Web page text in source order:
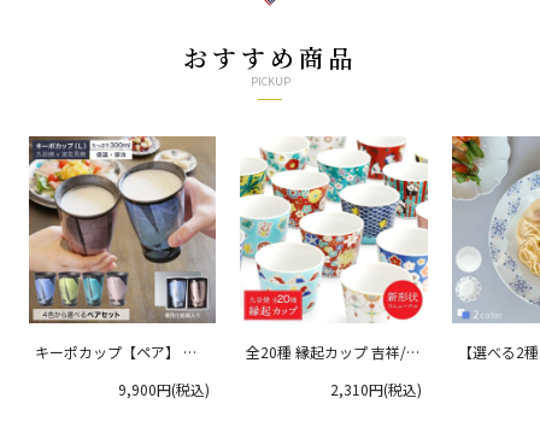
おすすめ商品
PICKUP
キーポカップ【ペア】 ラ
9,900円(税込)
全20種 縁起カップ 吉祥/青
2,310円(税込)
【選べる2